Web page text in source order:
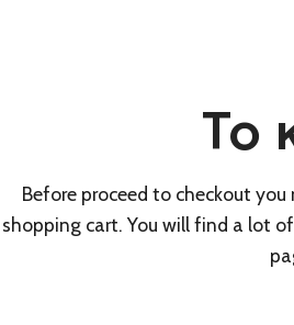
Το
Before proceed to checkout
shopping cart. You will find a lot